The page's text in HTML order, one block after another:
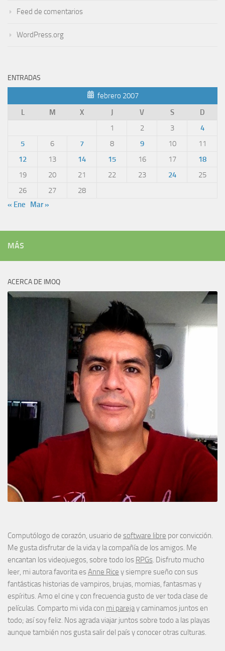
Feed de comentarios
WordPress.org
ENTRADAS
febrero 2007
L
M X J V S
D
1
2 3
4
5
6 7 8 9 10
11
12
13 14 15 16 17
18
19
20 21 22 23 24
25
26
27
28
« Ene
Mar »
MÁS
ACERCA DE IMOQ
Computólogo de corazón, usuario de software libre por convicción.
Me gusta disfrutar de la vida y la compañía de los amigos. Me
encantan los videojuegos, sobre todo los RPGs. Disfruto mucho
leer, mi autora favorita esAnne Rice y siempre sueño con sus
fantásticas historias de vampiros, brujas, momias, fantasmas y
espíritus. Amo el cine y con frecuencia gusto de ver toda clase de
películas. Comparto mi vida con mi parejay caminamos juntos en
todo; así soy feliz. Nos agrada viajar juntos sobre todo a las playas
aunque también nos gusta salir del país y conocer otras culturas.